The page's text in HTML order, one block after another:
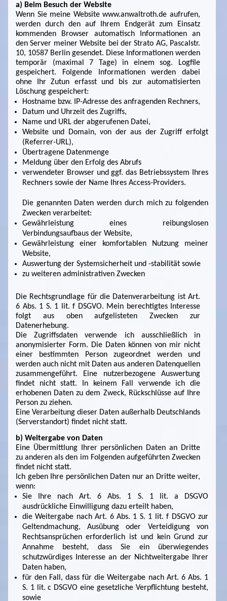
a) Beim Besuch der Website
Wenn Sie meine Website www.anwaltroth.de aufrufen,
werden durch den auf Ihrem Endgerät zum Einsatz
kommenden Browser automatisch Informationen an
den Server meiner Website bei der Strato AG, Pascalstr.
10, 10587 Berlin gesendet. Diese Informationen werden
temporär (maximal 7 Tage) in einem sog. Logfile
gespeichert. Folgende Informationen werden dabei
ohne Ihr Zutun erfasst und bis zur automatisierten
Löschung gespeichert:
Hostname bzw. IP-Adresse des anfragenden Rechners,
Datum und Uhrzeit des Zugriffs,
Name und URL der abgerufenen Datei,
Website und Domain, von der aus der Zugriff erfolgt
(Referrer-URL),
Übertragene Datenmenge
Meldung über den Erfolg des Abrufs
verwendeter Browser und ggf. das Betriebssystem Ihres
Rechners sowie der Name Ihres Access-Providers.
Die genannten Daten werden durch mich zu folgenden
Zwecken verarbeitet:
Gewährleistung eines reibungslosen
Verbindungsaufbaus der Website,
Gewährleistung einer komfortablen Nutzung meiner
Website,
Auswertung der Systemsicherheit und -stabilität sowie
zu weiteren administrativen Zwecken
Die Rechtsgrundlage für die Datenverarbeitung ist Art.
6 Abs. 1 S. 1 lit. f DSGVO. Mein berechtigtes Interesse
folgt aus oben aufgelisteten Zwecken zur
Datenerhebung.
Die Zugriffsdaten verwende ich ausschließlich in
anonymisierter Form. Die Daten können von mir nicht
einer bestimmten Person zugeordnet werden und
werden auch nicht mit Daten aus anderen Datenquellen
zusammengeführt. Eine nutzerbezogene Auswertung
findet nicht statt. In keinem Fall verwende ich die
erhobenen Daten zu dem Zweck, Rückschlüsse auf Ihre
Person zu ziehen.
Eine Verarbeitung dieser Daten außerhalb Deutschlands
(Serverstandort) findet nicht statt.
b) Weitergabe von Daten
Eine Übermittlung Ihrer persönlichen Daten an Dritte
zu anderen als den im Folgenden aufgeführten Zwecken
findet nicht statt.
Ich geben Ihre persönlichen Daten nur an Dritte weiter,
wenn:
Sie Ihre nach Art. 6 Abs. 1 S. 1 lit. a DSGVO
ausdrückliche Einwilligung dazu erteilt haben,
die Weitergabe nach Art. 6 Abs. 1 S. 1 lit. f DSGVO zur
Geltendmachung, Ausübung oder Verteidigung von
Rechtsansprüchen erforderlich ist und kein Grund zur
Annahme besteht, dass Sie ein überwiegendes
schutzwürdiges Interesse an der Nichtweitergabe Ihrer
Daten haben,
für den Fall, dass für die Weitergabe nach Art. 6 Abs. 1
S. 1 lit. c DSGVO eine gesetzliche Verpflichtung besteht,
sowie